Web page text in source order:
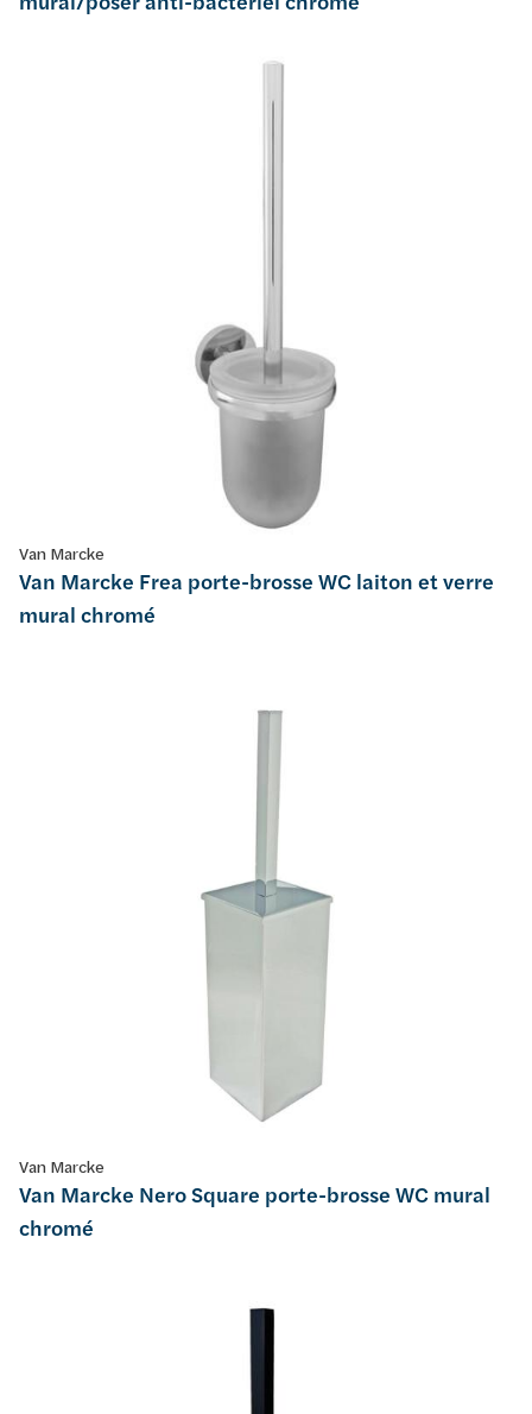
Van Marcke
Van Marcke Frea porte-brosse WC laiton et verre
mural chromé
Van Marcke
Van Marcke Nero Square porte-brosse WC mural
chromé